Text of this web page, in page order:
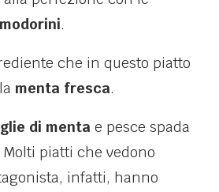
.
che in questo piatto
menta fresca.
di menta e pesce spada
piatti che vedono
infatti, hanno